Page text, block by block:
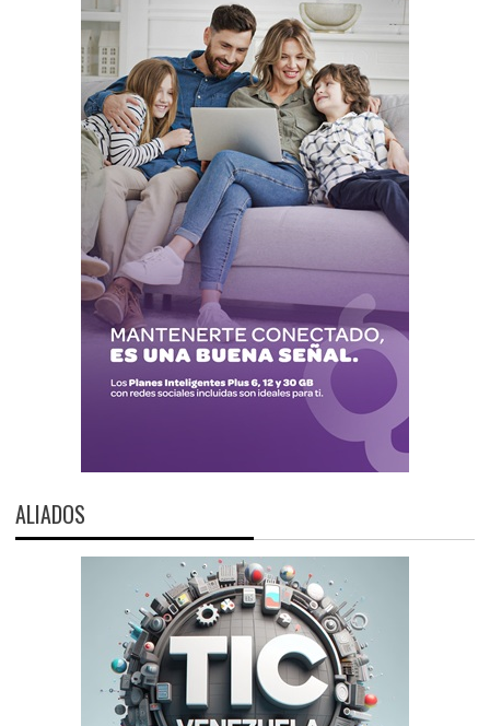
ALIADOS